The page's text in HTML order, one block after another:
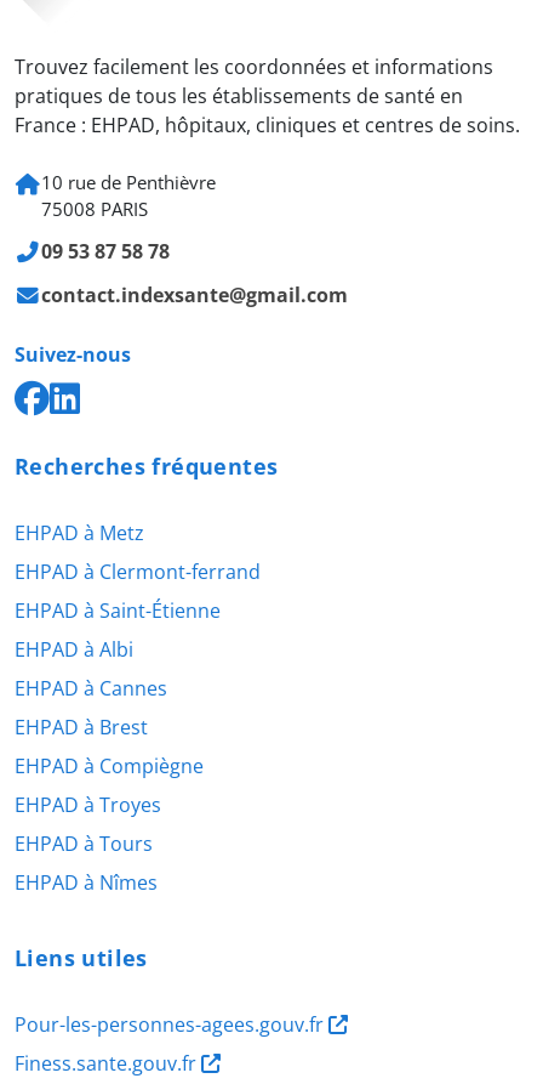
Trouvez facilement les coordonnées et informations
pratiques de tous les établissements de santé en
France : EHPAD, hôpitaux, cliniques et centres de soins.
10 rue de Penthièvre
75008 PARIS
09 53 87 58 78
contact.indexsante@gmail.com
Suivez-nous
Recherches fréquentes
EHPAD à Metz
EHPAD à Clermont-ferrand
EHPAD à Saint-Étienne
EHPAD à Albi
EHPAD à Cannes
EHPAD à Brest
EHPAD à Compiègne
EHPAD à Troyes
EHPAD à Tours
EHPAD à Nîmes
Liens utiles
Pour-les-personnes-agees.gouv.fr
Finess.sante.gouv.fr